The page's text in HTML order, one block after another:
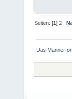
Seiten: [1]2
Das